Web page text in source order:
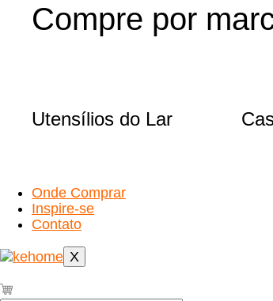
Compre por
Utensílios do Lar
Onde Comprar
Inspire-se
Contato
X